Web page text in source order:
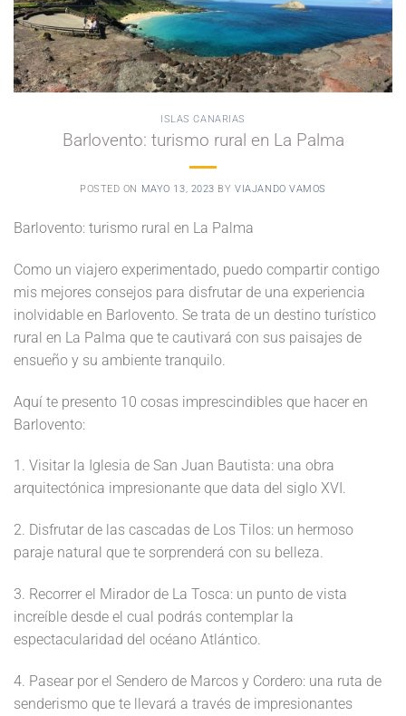
ISLAS CANARIAS
Barlovento: turismo rural en La Palma
POSTED ON MAYO 13, 2023 BYVIAJANDO VAMOS
Barlovento: turismo rural en La Palma
Como un viajero experimentado, puedo compartir contigo
mis mejores consejos para disfrutar de una experiencia
inolvidable en Barlovento. Se trata de un destino turístico
rural en La Palma que te cautivará con sus paisajes de
ensueño y su ambiente tranquilo.
Aquí te presento 10 cosas imprescindibles que hacer en
Barlovento:
1. Visitar la Iglesia de San Juan Bautista: una obra
arquitectónica impresionante que data del siglo XVI.
2. Disfrutar de las cascadas de Los Tilos: un hermoso
paraje natural que te sorprenderá con su belleza.
3. Recorrer el Mirador de La Tosca: un punto de vista
increíble desde el cual podrás contemplar la
espectacularidad del océano Atlántico.
4. Pasear por el Sendero de Marcos y Cordero: una ruta de
senderismo que te llevará a través de impresionantes